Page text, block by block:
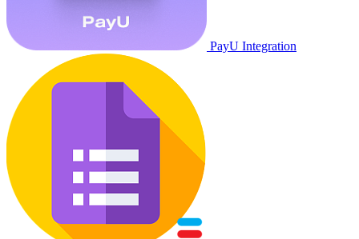
PayU Integration